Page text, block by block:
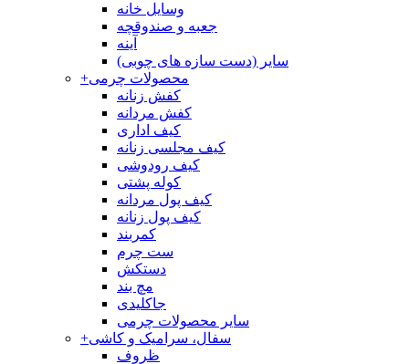
وسایل خانه
جعبه و صندوقچه
آینه
سایر (دست سازه های چوبی)
+محصولات چرمی
کفش زنانه
کفش مردانه
کیف اداری
کیف مجلسی زنانه
کیف رودوشی
کوله پشتی
کیف پول مردانه
کیف پول زنانه
کمربند
ست چرم
دستکش
مچ بند
جاکلیدی
سایر محصولات چرمی
+سفال، سرامیک و کاشی
ظروف